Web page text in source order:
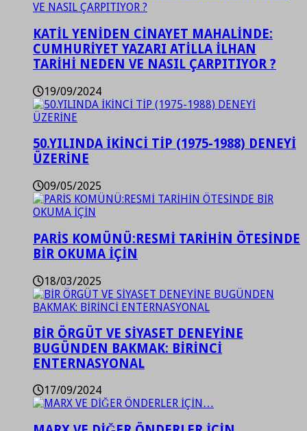
KATİL YENİDEN CİNAYET MAHALİNDE:
CUMHURİYET YAZARI ATİLLA İLHAN
TARİHİ NEDEN VE NASIL ÇARPITIYOR ?
19/09/2024
50.YILINDA İKİNCİ TİP (1975-1988) DENEYİ
ÜZERİNE
09/05/2025
PARİS KOMÜNÜ:RESMİ TARİHİN ÖTESİNDE
BİR OKUMA İÇİN
18/03/2025
BİR ÖRGÜT VE SİYASET DENEYİNE
BUGÜNDEN BAKMAK: BİRİNCİ
ENTERNASYONAL
17/09/2024